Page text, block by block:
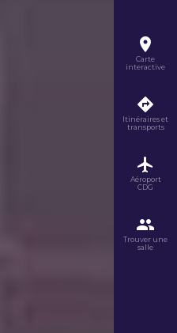
Carte
interactive
Itinéraires et
transports
Aéroport
CDG
Trouver une
salle